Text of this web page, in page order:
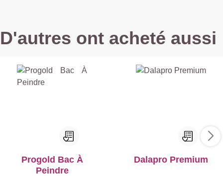
D'autres ont acheté aussi
Progold Bac À
Peindre
Dalapro Premium